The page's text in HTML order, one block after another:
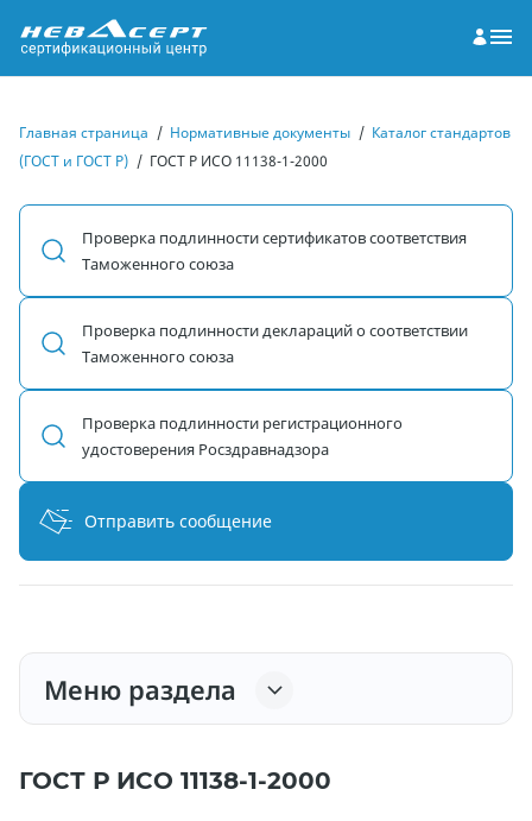
Главная страница / Нормативные документы / Каталог стандартов
(ГОСТ и ГОСТ Р) / ГОСТ Р ИСО 11138-1-2000
Проверка подлинности сертификатов соответствия
Таможенного союза
Проверка подлинности деклараций о соответствии
Таможенного союза
Проверка подлинности регистрационного
удостоверения Росздравнадзора
Отправить сообщение
Меню раздела
ГОСТ Р ИСО 11138-1-2000